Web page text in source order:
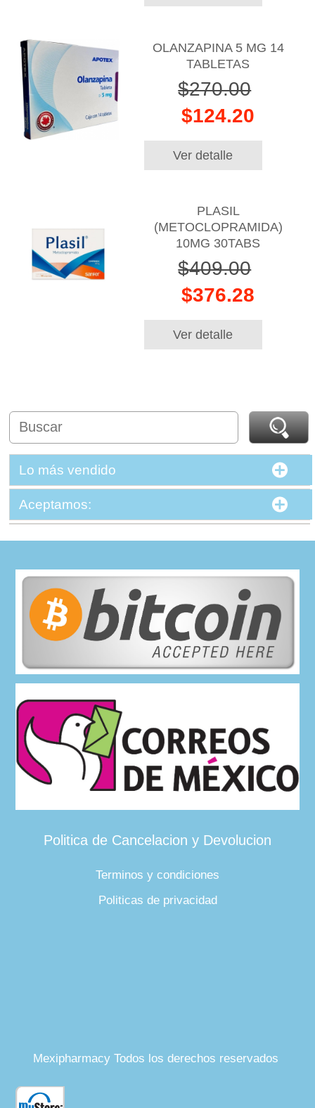
OLANZAPINA 5 MG 14
TABLETAS
$270.00
$124.20
Ver detalle
PLASIL
(METOCLOPRAMIDA)
10MG 30TABS
$409.00
$376.28
Ver detalle
Lo más vendido
Aceptamos:
Politica de Cancelacion y Devolucion
Terminos y condiciones
Politicas de privacidad
Mexipharmacy Todos los derechos reservados